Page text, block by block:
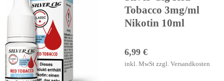
Tobacco 3mg/ml
Nikotin 10ml
6,99 €
inkl. MwSt zzgl. Versandkosten